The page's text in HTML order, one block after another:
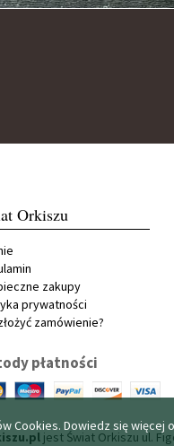
Orkiszu
zakupy
prywatności
zamówienie?
płatności
Cookies. Dowiedz się
jest Świat Orkiszu ul.